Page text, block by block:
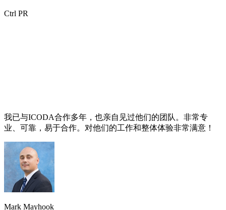
Ctrl PR
我已与ICODA合作多年，也亲自见过他们的团队。非常专
业、可靠，易于合作。对他们的工作和整体体验非常满意！
Mark Mayhook